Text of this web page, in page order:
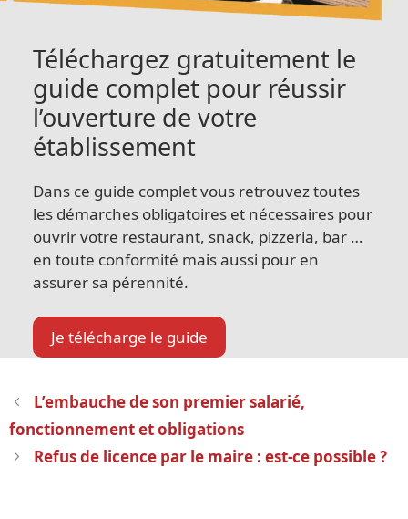
Téléchargez gratuitement le
guide complet pour réussir
l’ouverture de votre
établissement
Dans ce guide complet vous retrouvez toutes
les démarches obligatoires et nécessaires pour
ouvrir votre restaurant, snack, pizzeria, bar …
en toute conformité mais aussi pour en
assurer sa pérennité.
Je télécharge le guide
Navigation
des
articles
L’embauche de son premier salarié,
fonctionnement et obligations
Refus de licence par le maire : est-ce possible ?